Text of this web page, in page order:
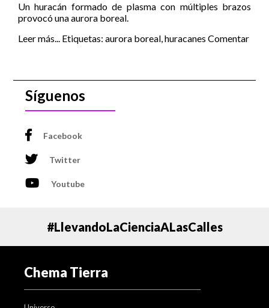
Un huracán formado de plasma con múltiples brazos
provocó una aurora boreal.
Leer más... Etiquetas: aurora boreal,huracanes Comentar
Síguenos
Facebook
Twitter
Youtube
#LlevandoLaCienciaALasCalles
Chema Tierra